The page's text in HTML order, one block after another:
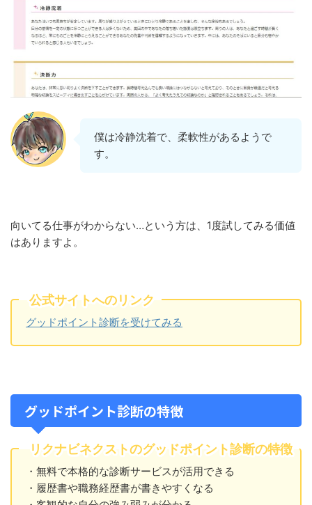
僕は冷静沈着で、柔軟性があるようで
す。
向いてる仕事がわからない…という方は、1度試してみる価値
はありますよ。
公式サイトへのリンク
グッドポイント診断を受けてみる
グッドポイント診断の特徴
リクナビネクストのグッドポイント診断の特徴
・無料で本格的な診断サービスが活用できる
・履歴書や職務経歴書が書きやすくなる